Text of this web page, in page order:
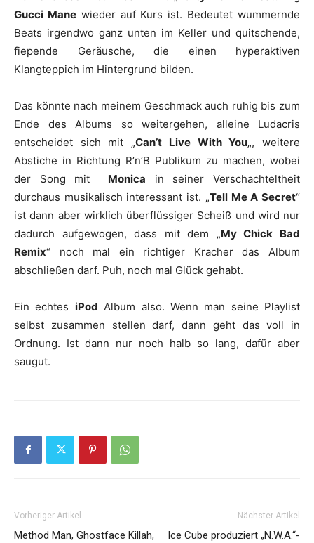
Gucci Manewieder auf Kurs ist. Bedeutet wummernde
Beats irgendwo ganz unten im Keller und quitschende,
fiepende Geräusche, die einen hyperaktiven
Klangteppich im Hintergrund bilden.
Das könnte nach meinem Geschmack auch ruhig bis zum
Ende des Albums so weitergehen, alleine Ludacris
entscheidet sich mit „Can’t Live With You„, weitere
Abstiche in Richtung R’n’B Publikum zu machen, wobei
der Song mit Monica in seiner Verschachteltheit
durchaus musikalisch interessant ist. „Tell Me A Secret“
ist dann aber wirklich überflüssiger Scheiß und wird nur
dadurch aufgewogen, dass mit dem „My Chick Bad
Remix“ noch mal ein richtiger Kracher das Album
abschließen darf. Puh, noch mal Glück gehabt.
Ein echtes iPod Album also. Wenn man seine Playlist
selbst zusammen stellen darf, dann geht das voll in
Ordnung. Ist dann nur noch halb so lang, dafür aber
saugut.
Vorheriger Artikel
Method Man, Ghostface Killah,
Nächster Artikel
Ice Cube produziert „N.W.A.“-